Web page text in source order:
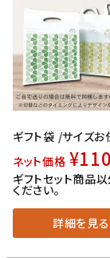
ギフト袋 /サイズお
ネット価格 ¥
ギフトセット商品
ください。
詳細を見る